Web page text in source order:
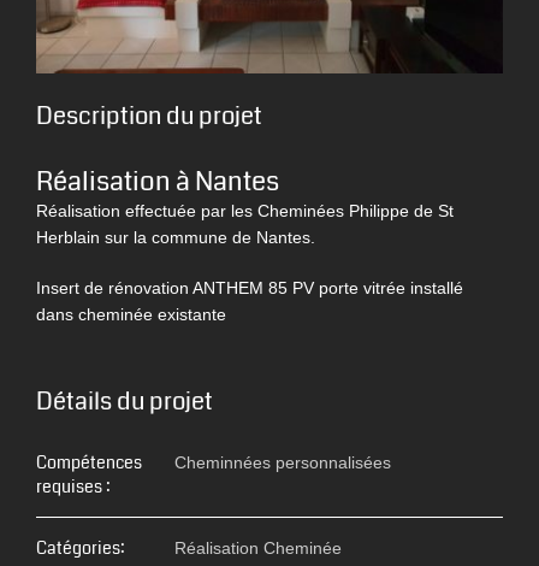
Description du projet
Réalisation à Nantes
Réalisation effectuée par les Cheminées Philippe de St
Herblain sur la commune de Nantes.
Insert de rénovation ANTHEM 85 PV porte vitrée installé
dans cheminée existante
Détails du projet
Compétences
requises :
Cheminnées personnalisées
Catégories: Réalisation Cheminée